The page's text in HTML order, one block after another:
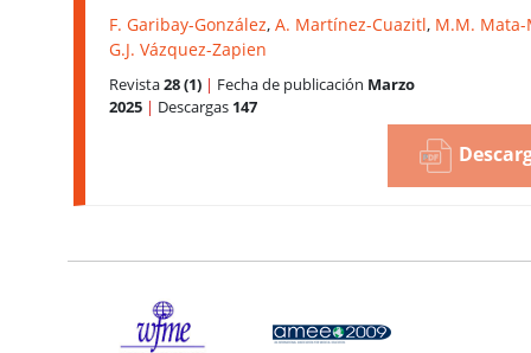
F. Garibay-González, A. Martínez-Cuazitl, M.M.
G.J. Vázquez-Zapien
Revista28 (1) | Fecha de publicación Marzo
2025 | Descargas 147